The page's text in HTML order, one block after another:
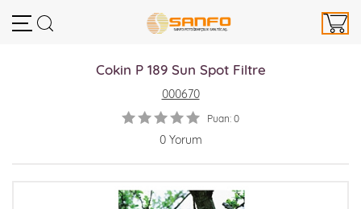
Cokin P 189 Sun Spot Filtre
000670
Puan: 0
0 Yorum